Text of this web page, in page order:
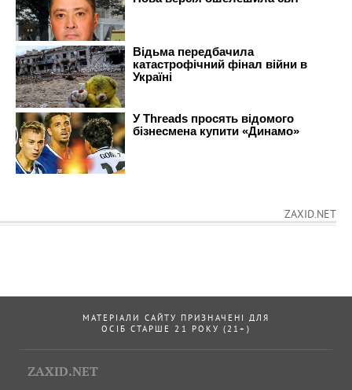
ZAXID.NET
МАТЕРІАЛИ САЙТУ ПРИЗНАЧЕНІ ДЛЯ
ОСІБ СТАРШЕ 21 РОКУ (21+)
ZAXID.NET